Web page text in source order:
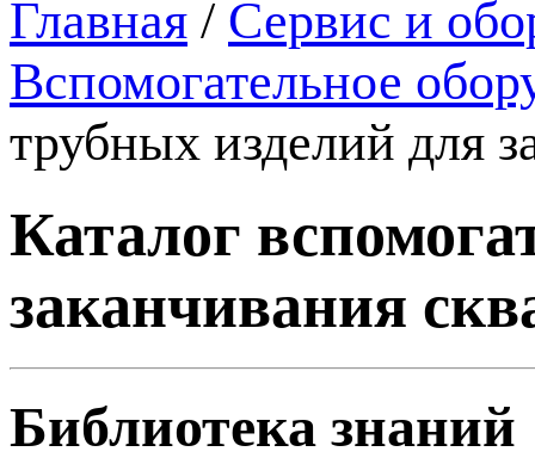
Главная / Сервис и
Вспомогательное
трубных изделий для
Каталог
заканчивания
Библиотека знаний